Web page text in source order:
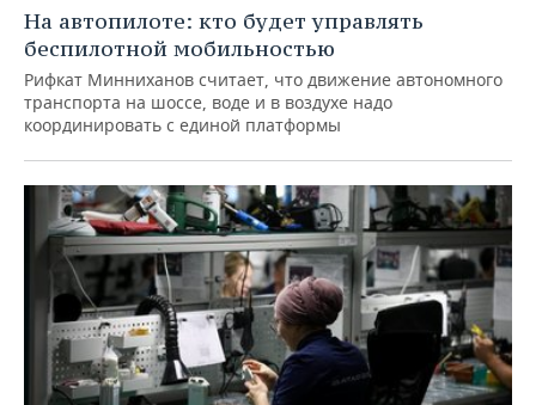
На автопилоте: кто будет управлять
беспилотной мобильностью
Рифкат Минниханов считает, что движение автономного
транспорта на шоссе, воде и в воздухе надо
координировать с единой платформы